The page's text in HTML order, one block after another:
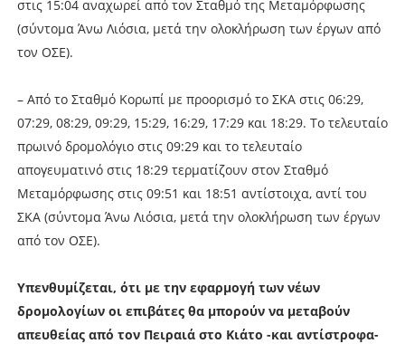
στις 15:04 αναχωρεί από τον Σταθμό της Μεταμόρφωσης
(σύντομα Άνω Λιόσια, μετά την ολοκλήρωση των έργων από
τον ΟΣΕ).
– Από το Σταθμό Κορωπί με προορισμό το ΣΚΑ στις 06:29,
07:29, 08:29, 09:29, 15:29, 16:29, 17:29 και 18:29. Το τελευταίο
πρωινό δρομολόγιο στις 09:29 και το τελευταίο
απογευματινό στις 18:29 τερματίζουν στον Σταθμό
Μεταμόρφωσης στις 09:51 και 18:51 αντίστοιχα, αντί του
ΣΚΑ (σύντομα Άνω Λιόσια, μετά την ολοκλήρωση των έργων
από τον ΟΣΕ).
Υπενθυμίζεται, ότι με την εφαρμογή των νέων
δρομολογίων οι επιβάτες θα μπορούν να μεταβούν
απευθείας από τον Πειραιά στο Κιάτο -και αντίστροφα-